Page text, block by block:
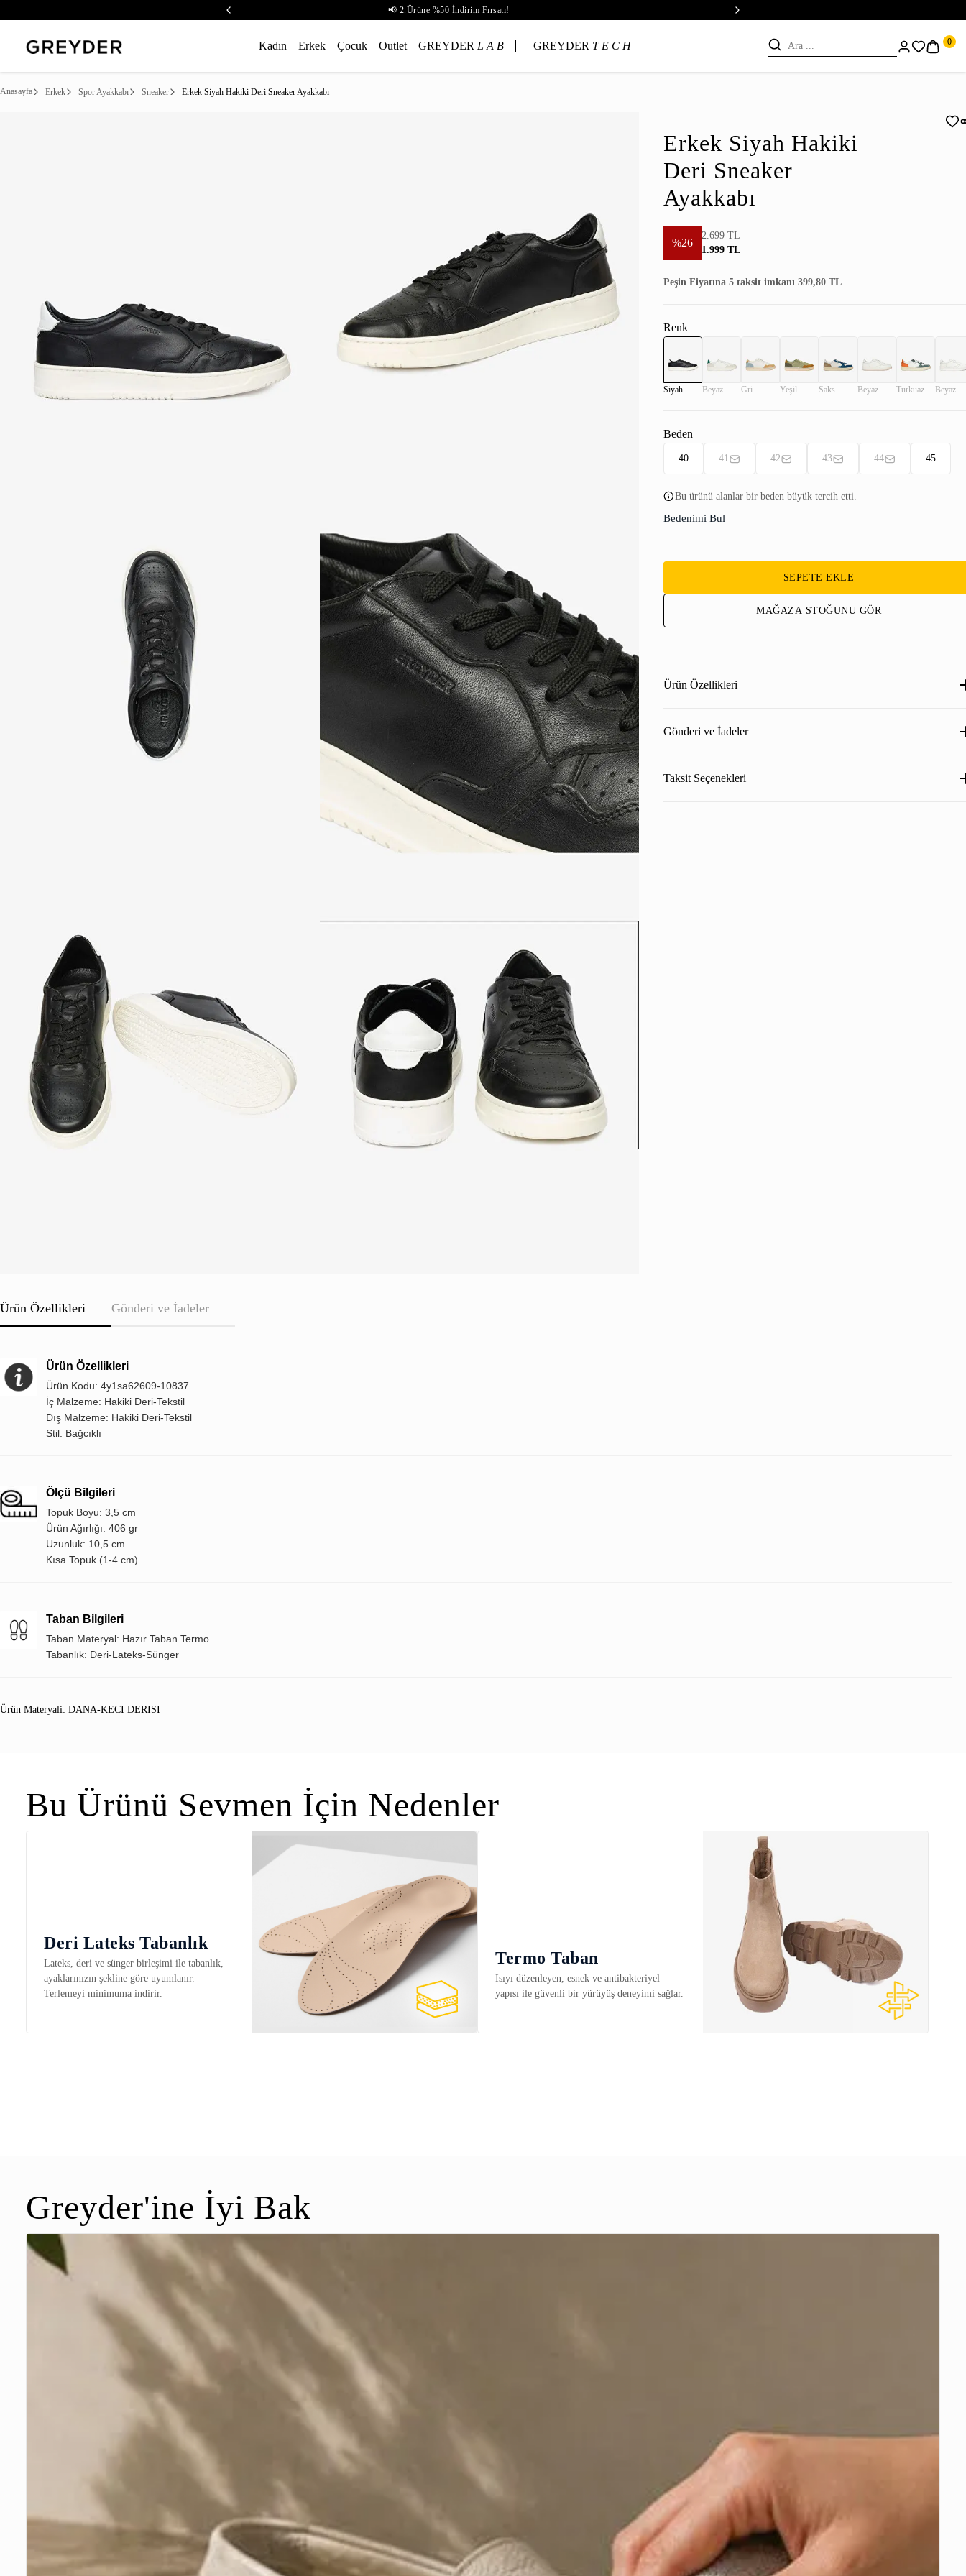
📢 2.Ürüne %50 İndirim Fırsatı!
Kadın Erkek Çocuk Outlet GREYDER L A B GREYDER T E C H 0
Anasayfa Erkek Spor Ayakkabı Sneaker Erkek Siyah Hakiki Deri Sneaker Ayakkabı
Erkek Siyah Hakiki
Deri Sneaker
Ayakkabı
%26
2.699 TL
1.999 TL
Peşin Fiyatına 5 taksit imkanı 399,80 TL
Renk
Siyah Beyaz Gri Yeşil Saks Beyaz Turkuaz Beyaz
Beden
40 41 42 43 44 45
Bu ürünü alanlar bir beden büyük tercih etti.
Bedenimi Bul
SEPETE EKLE
MAĞAZA STOĞUNU GÖR
Ürün Özellikleri
Gönderi ve İadeler
Taksit Seçenekleri
Ürün Özellikleri Gönderi ve İadeler
Ürün Özellikleri
Ürün Kodu: 4y1sa62609-10837
İç Malzeme: Hakiki Deri-Tekstil
Dış Malzeme: Hakiki Deri-Tekstil
Stil: Bağcıklı
Ölçü Bilgileri
Topuk Boyu: 3,5 cm
Ürün Ağırlığı: 406 gr
Uzunluk: 10,5 cm
Kısa Topuk (1-4 cm)
Taban Bilgileri
Taban Materyal: Hazır Taban Termo
Tabanlık: Deri-Lateks-Sünger
Ürün Materyali: DANA-KECI DERISI
Bu Ürünü Sevmen İçin Nedenler
Deri Lateks Tabanlık
Lateks, deri ve sünger birleşimi ile tabanlık,
ayaklarınızın şekline göre uyumlanır.
Terlemeyi minimuma indirir.
Termo Taban
Isıyı düzenleyen, esnek ve antibakteriyel
yapısı ile güvenli bir yürüyüş deneyimi sağlar.
Greyder'ine İyi Bak